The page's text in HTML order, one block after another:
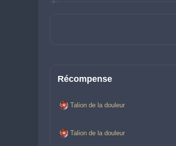
Récompense
Talion de la douleur
Talion de la douleur